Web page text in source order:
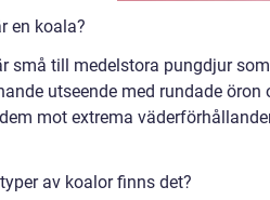
en koala?
små till medelstora pungdjur
utseende med rundade
mot extrema
av koalor finns det?